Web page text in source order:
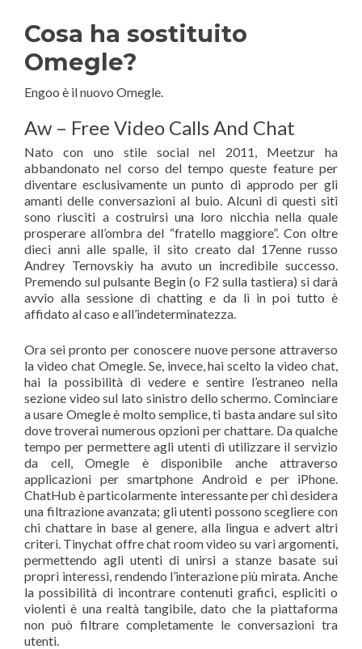
Cosa ha sostituito
Omegle?
Engoo è il nuovo Omegle.
Aw – Free Video Calls And Chat
Nato con uno stile social nel 2011, Meetzur ha
abbandonato nel corso del tempo queste feature per
diventare esclusivamente un punto di approdo per gli
amanti delle conversazioni al buio. Alcuni di questi siti
sono riusciti a costruirsi una loro nicchia nella quale
prosperare all’ombra del “fratello maggiore”. Con oltre
dieci anni alle spalle, il sito creato dal 17enne russo
Andrey Ternovskiy ha avuto un incredibile successo.
Premendo sul pulsante Begin (o F2 sulla tastiera) si darà
avvio alla sessione di chatting e da lì in poi tutto è
affidato al caso e all’indeterminatezza.
Ora sei pronto per conoscere nuove persone attraverso
la video chat Omegle. Se, invece, hai scelto la video chat,
hai la possibilità di vedere e sentire l’estraneo nella
sezione video sul lato sinistro dello schermo. Cominciare
a usare Omegle è molto semplice, ti basta andare sul sito
dove troverai numerous opzioni per chattare. Da qualche
tempo per permettere agli utenti di utilizzare il servizio
da cell, Omegle è disponibile anche attraverso
applicazioni per smartphone Android e per iPhone.
ChatHub è particolarmente interessante per chi desidera
una filtrazione avanzata; gli utenti possono scegliere con
chi chattare in base al genere, alla lingua e advert altri
criteri. Tinychat offre chat room video su vari argomenti,
permettendo agli utenti di unirsi a stanze basate sui
propri interessi, rendendo l’interazione più mirata. Anche
la possibilità di incontrare contenuti grafici, espliciti o
violenti è una realtà tangibile, dato che la piattaforma
non può filtrare completamente le conversazioni tra
utenti.